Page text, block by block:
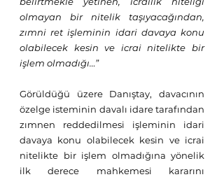
olmayan bir nitelik taşıyacağından,
zımni ret işleminin idari davaya konu
olabilecek kesin ve icrai nitelikte bir
işlem olmadığı…”
Görüldüğü üzere Danıştay, davacının
özelge isteminin davalı idare tarafından
zımnen reddedilmesi işleminin idari
davaya konu olabilecek kesin ve icrai
nitelikte bir işlem olmadığına yönelik
ilk derece mahkemesi kararını